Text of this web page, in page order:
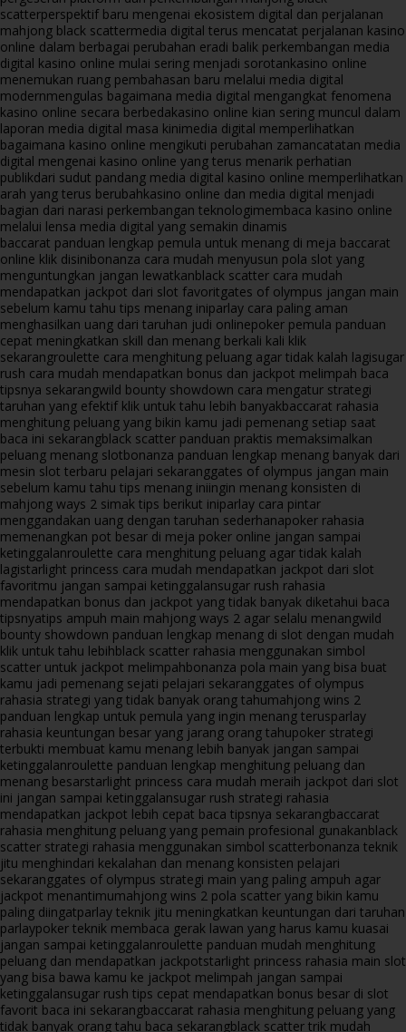
scatterperspektif baru mengenai ekosistem digital dan perjalanan
mahjong black scattermedia digital terus mencatat perjalanan kasino
online dalam berbagai perubahan eradi balik perkembangan media
digital kasino online mulai sering menjadi sorotankasino online
menemukan ruang pembahasan baru melalui media digital
modernmengulas bagaimana media digital mengangkat fenomena
kasino online secara berbedakasino online kian sering muncul dalam
laporan media digital masa kinimedia digital memperlihatkan
bagaimana kasino online mengikuti perubahan zamancatatan media
digital mengenai kasino online yang terus menarik perhatian
publikdari sudut pandang media digital kasino online memperlihatkan
arah yang terus berubahkasino online dan media digital menjadi
bagian dari narasi perkembangan teknologimembaca kasino online
melalui lensa media digital yang semakin dinamis
baccarat panduan lengkap pemula untuk menang di meja baccarat
online klik disinibonanza cara mudah menyusun pola slot yang
menguntungkan jangan lewatkanblack scatter cara mudah
mendapatkan jackpot dari slot favoritgates of olympus jangan main
sebelum kamu tahu tips menang iniparlay cara paling aman
menghasilkan uang dari taruhan judi onlinepoker pemula panduan
cepat meningkatkan skill dan menang berkali kali klik
sekarangroulette cara menghitung peluang agar tidak kalah lagisugar
rush cara mudah mendapatkan bonus dan jackpot melimpah baca
tipsnya sekarangwild bounty showdown cara mengatur strategi
taruhan yang efektif klik untuk tahu lebih banyakbaccarat rahasia
menghitung peluang yang bikin kamu jadi pemenang setiap saat
baca ini sekarangblack scatter panduan praktis memaksimalkan
peluang menang slotbonanza panduan lengkap menang banyak dari
mesin slot terbaru pelajari sekaranggates of olympus jangan main
sebelum kamu tahu tips menang iniingin menang konsisten di
mahjong ways 2 simak tips berikut iniparlay cara pintar
menggandakan uang dengan taruhan sederhanapoker rahasia
memenangkan pot besar di meja poker online jangan sampai
ketinggalanroulette cara menghitung peluang agar tidak kalah
lagistarlight princess cara mudah mendapatkan jackpot dari slot
favoritmu jangan sampai ketinggalansugar rush rahasia
mendapatkan bonus dan jackpot yang tidak banyak diketahui baca
tipsnyatips ampuh main mahjong ways 2 agar selalu menangwild
bounty showdown panduan lengkap menang di slot dengan mudah
klik untuk tahu lebihblack scatter rahasia menggunakan simbol
scatter untuk jackpot melimpahbonanza pola main yang bisa buat
kamu jadi pemenang sejati pelajari sekaranggates of olympus
rahasia strategi yang tidak banyak orang tahumahjong wins 2
panduan lengkap untuk pemula yang ingin menang terusparlay
rahasia keuntungan besar yang jarang orang tahupoker strategi
terbukti membuat kamu menang lebih banyak jangan sampai
ketinggalanroulette panduan lengkap menghitung peluang dan
menang besarstarlight princess cara mudah meraih jackpot dari slot
ini jangan sampai ketinggalansugar rush strategi rahasia
mendapatkan jackpot lebih cepat baca tipsnya sekarangbaccarat
rahasia menghitung peluang yang pemain profesional gunakanblack
scatter strategi rahasia menggunakan simbol scatterbonanza teknik
jitu menghindari kekalahan dan menang konsisten pelajari
sekaranggates of olympus strategi main yang paling ampuh agar
jackpot menantimumahjong wins 2 pola scatter yang bikin kamu
paling diingatparlay teknik jitu meningkatkan keuntungan dari taruhan
parlaypoker teknik membaca gerak lawan yang harus kamu kuasai
jangan sampai ketinggalanroulette panduan mudah menghitung
peluang dan mendapatkan jackpotstarlight princess rahasia main slot
yang bisa bawa kamu ke jackpot melimpah jangan sampai
ketinggalansugar rush tips cepat mendapatkan bonus besar di slot
favorit baca ini sekarangbaccarat rahasia menghitung peluang yang
tidak banyak orang tahu baca sekarangblack scatter trik mudah